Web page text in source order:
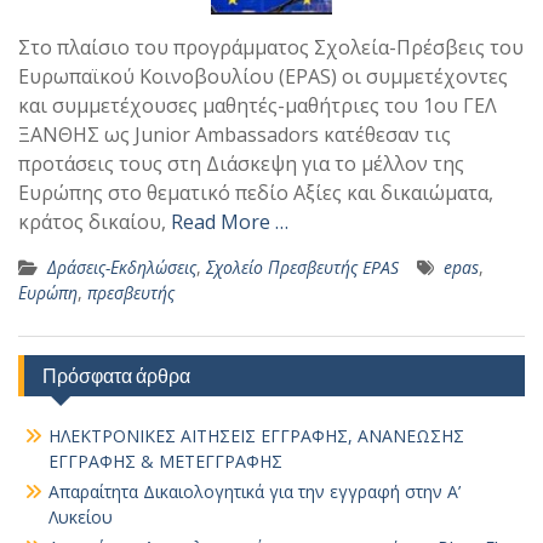
Στο πλαίσιο του προγράμματος Σχολεία-Πρέσβεις του
Ευρωπαϊκού Κοινοβουλίου (EPAS) οι συμμετέχοντες
και συμμετέχουσες μαθητές-μαθήτριες του 1ου ΓΕΛ
ΞΑΝΘΗΣ ως Junior Ambassadors κατέθεσαν τις
προτάσεις τους στη Διάσκεψη για το μέλλον της
Ευρώπης στο θεματικό πεδίο Αξίες και δικαιώματα,
κράτος δικαίου, Read More …
Δράσεις-Εκδηλώσεις,Σχολείο Πρεσβευτής EPAS epas,
Ευρώπη, πρεσβευτής
Πρόσφατα άρθρα
ΗΛΕΚΤΡΟΝΙΚΕΣ ΑΙΤΗΣΕΙΣ ΕΓΓΡΑΦΗΣ, ΑΝΑΝΕΩΣΗΣ
ΕΓΓΡΑΦΗΣ & ΜΕΤΕΓΓΡΑΦΗΣ
Απαραίτητα Δικαιολογητικά για την εγγραφή στην Α’
Λυκείου